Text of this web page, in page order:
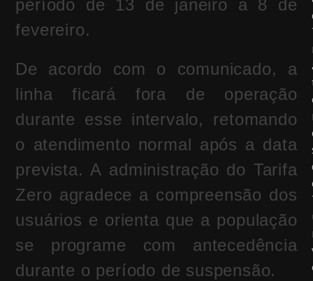
período de 13 de janeiro a 8 de
fevereiro.
De acordo com o comunicado, a
linha ficará fora de operação
durante esse intervalo, retomando
o atendimento normal após a data
prevista. A administração do Tarifa
Zero agradece a compreensão dos
usuários e orienta que a população
se programe com antecedência
durante o período de suspensão.